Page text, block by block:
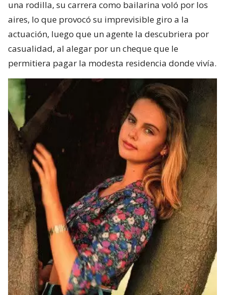
una rodilla, su carrera como bailarina voló por los
aires, lo que provocó su imprevisible giro a la
actuación, luego que un agente la descubriera por
casualidad, al alegar por un cheque que le
permitiera pagar la modesta residencia donde vivía.